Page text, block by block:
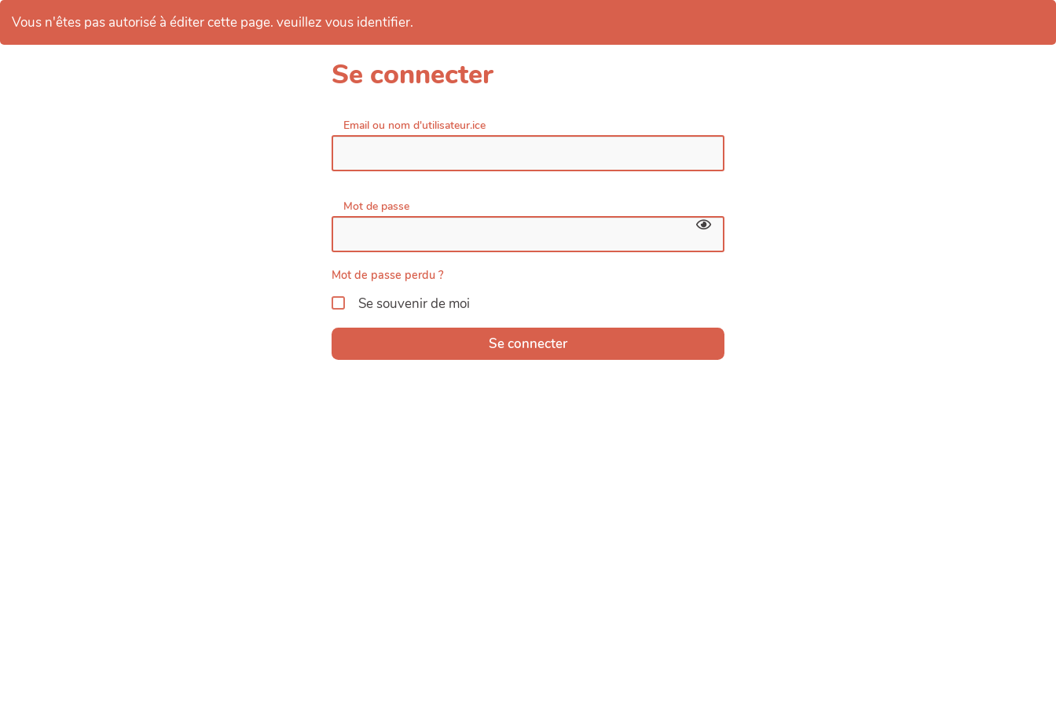
Vous n'êtes pas autorisé à éditer cette page. veuillez vous identifier.
Se connecter
Email ou nom d'utilisateur.ice
Mot de passe
Mot de passe perdu ?
Se souvenir de moi
Se connecter